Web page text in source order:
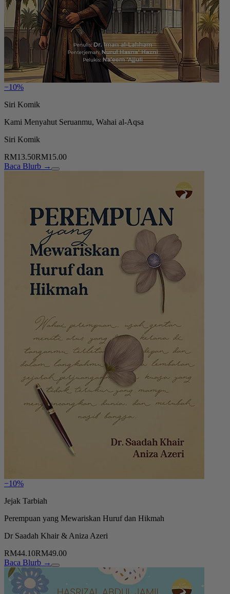
−10%
Siri Komik
Kami Menyahut Seruanmu, Wahai al-Aqsa
Siri Komik
RM13.50RM15.00
Baca Blurb →
−10%
Jejak Tarbiah
Perempuan yang Mewariskan Huruf dan Hikmah
Dr Saadah Khair & Aniza Azeri
RM44.10RM49.00
Baca Blurb →